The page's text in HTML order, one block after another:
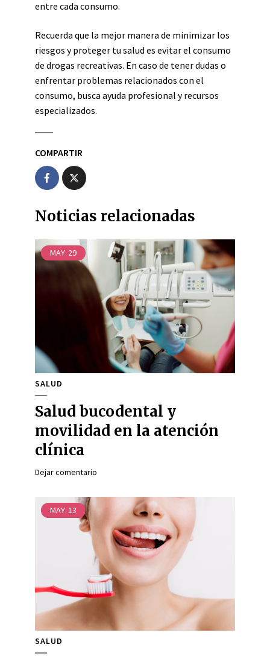
entre cada consumo.
Recuerda que la mejor manera de minimizar los
riesgos y proteger tu salud es evitar el consumo
de drogas recreativas. En caso de tener dudas o
enfrentar problemas relacionados con el
consumo, busca ayuda profesional y recursos
especializados.
COMPARTIR
Noticias relacionadas
MAY 29
SALUD
Salud bucodental y
movilidad en la atención
clínica
Dejar comentario
MAY 13
SALUD